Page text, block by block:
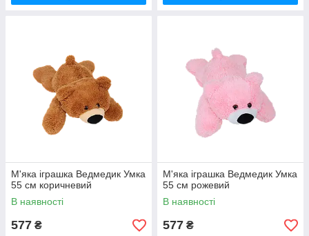
М'яка іграшка Ведмедик Умка
55 см коричневий
В наявності
577 ₴
М'яка іграшка Ведмедик Умка
55 см рожевий
В наявності
577 ₴